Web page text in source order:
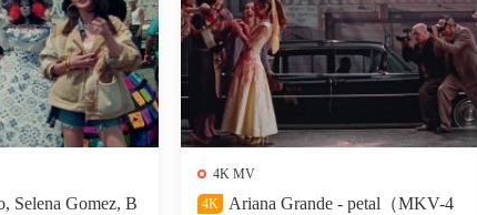
Selena Gomez, B
4K MV
4K
Ariana Grande - petal（MKV-4